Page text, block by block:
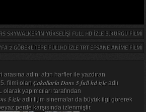
SKYWALKER’IN YÜKSELIŞI FULL HD IZLE B.KURGU FILMI
2 GÖBEKLITEPE FULLHD IZLE TRT EFSANE ANIME FILMI
adını altın harfler ile yazdıran
filmi olan Çakallarla Dans 5 full hd izleadlı
yapımcıları tarafından
5 izleadlı fi,lm sinemalar da büyük ilgi görerek
perde karşısında izlenmiştir.